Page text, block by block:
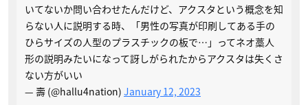
いてないか問い合わせたんだけど、アクスタという概念を知
らない人に説明する時、「男性の写真が印刷してある手の
ひらサイズの人型のプラスチックの板で…」ってネオ藁人
形の説明みたいになって訝しがられたからアクスタは失くさ
ない方がいい
— 壽 (@hallu4nation) January 12, 2023